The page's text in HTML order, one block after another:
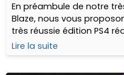
En préambule de notre
Blaze, nous vous
très réussie édition PS4
Games !
Lire la suite